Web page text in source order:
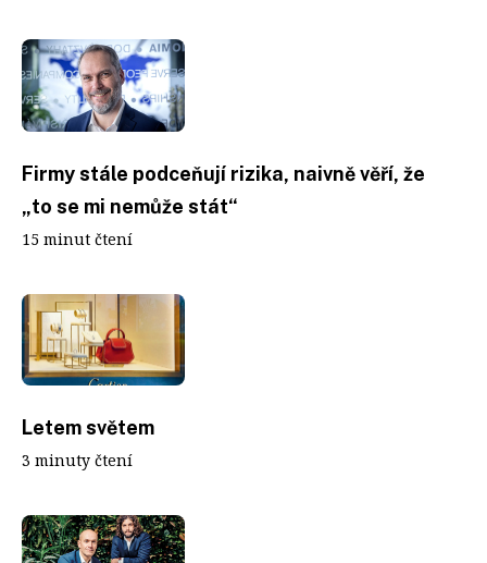
Firmy stále podceňují rizika, naivně věří, že
„to se mi nemůže stát“
15 minut čtení
Letem světem
3 minuty čtení